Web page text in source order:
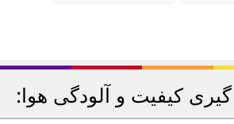
گیری کیفیت و آلودگی هوا: